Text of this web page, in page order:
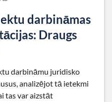
darbināmas
Draugs
darbināmu juridisko
analizējot tā ietekmi
tas var aizstāt